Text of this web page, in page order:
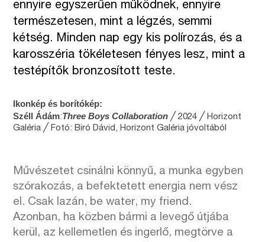
ennyire egyszerűen működnek, ennyire
természetesen, mint a légzés, semmi
kétség. Minden nap egy kis polírozás, és a
karosszéria tökéletesen fényes lesz, mint a
testépítők bronzosított teste.
Ikonkép és borítókép:
Széll Ádám:Three Boys Collaboration ╱ 2024 ╱ Horizont
Galéria ╱ Fotó: Biró Dávid, Horizont Galéria jóvoltából
Művészetet csinálni könnyű, a munka egyben
szórakozás, a befektetett energia nem vész
el. Csak lazán, be water, my friend.
Azonban, ha közben bármi a levegő útjába
kerül, az kellemetlen és ingerlő, megtörve a